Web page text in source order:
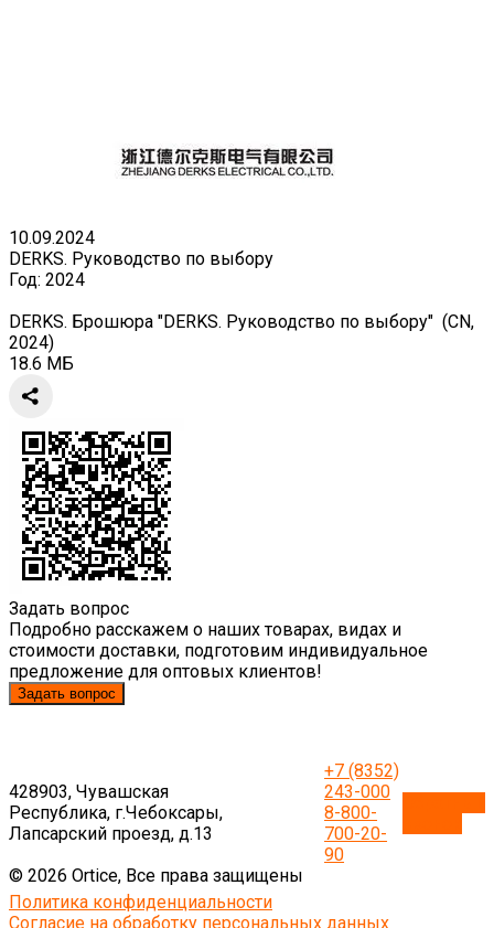
10.09.2024
DERKS. Руководство по выбору
Год: 2024
DERKS. Брошюра "DERKS. Руководство по выбору" (CN,
2024)
18.6 МБ
Задать вопрос
Подробно расскажем о наших товарах, видах и
стоимости доставки, подготовим индивидуальное
предложение для оптовых клиентов!
Задать вопрос
428903, Чувашская
Республика, г.Чебоксары,
Лапсарский проезд, д.13
+7 (8352)
243-000
8-800-
700-20-
90
© 2026 Ortice, Все права защищены
Политика конфиденциальности
Согласие на обработку персональных данных